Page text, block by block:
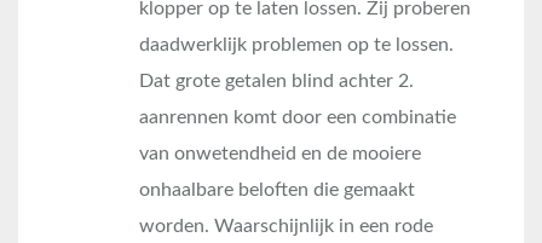
klopper op te laten lossen. Zij proberen
daadwerklijk problemen op te lossen.
Dat grote getalen blind achter 2.
aanrennen komt door een combinatie
van onwetendheid en de mooiere
onhaalbare beloften die gemaakt
worden. Waarschijnlijk in een rode